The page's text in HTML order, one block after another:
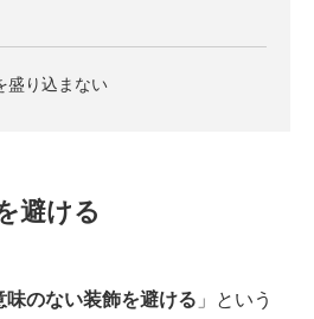
盛り込まない
避ける
味のない装飾を避ける 」という